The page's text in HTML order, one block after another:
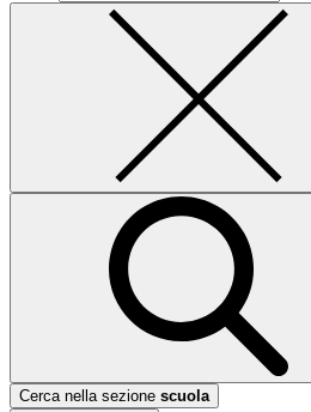
Cerca nella sezione scuola